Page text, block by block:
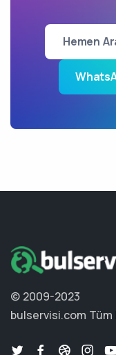
Hemen
© 2009-2023
bulservisi.com Tüm